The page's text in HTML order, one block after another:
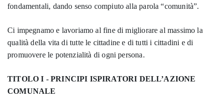
fondamentali, dando senso compiuto alla parola “comunità”.
Ci impegnamo e lavoriamo al fine di migliorare al massimo la
qualità della vita di tutte le cittadine e di tutti i cittadini e di
promuovere le potenzialità di ogni persona.
TITOLO I - PRINCIPI ISPIRATORI DELL’AZIONE
COMUNALE